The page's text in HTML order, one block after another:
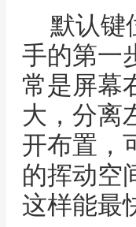
默认键
手的第一
常是屏幕
大，分离
开布置，
的挥动空
这样能最